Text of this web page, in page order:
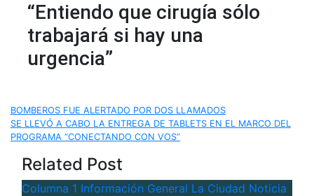
“Entiendo que cirugía sólo
trabajará si hay una
urgencia”
Navegación
de
entradas
BOMBEROS FUE ALERTADO POR DOS LLAMADOS
SE LLEVÓ A CABO LA ENTREGA DE TABLETS EN EL MARCO DEL
PROGRAMA “CONECTANDO CON VOS”
Related Post
Columna 1 Información General La Ciudad Noticia